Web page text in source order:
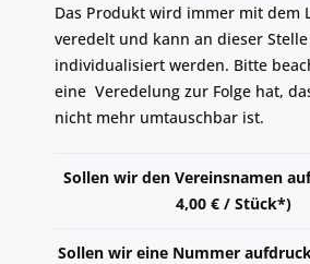
Das Produkt wird immer mit dem
veredelt und kann an dieser
individualisiert werden. Bitte
eine Veredelung zur Folge hat,
nicht mehr umtauschbar ist.
Sollen wir den Vereinsnamen
4,00 € / Stück*)
Sollen wir eine Nummer